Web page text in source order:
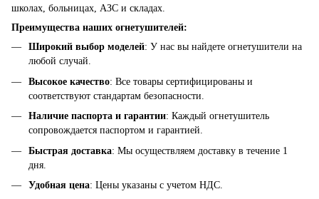
школах, больницах, АЗС и складах.
Преимущества наших огнетушителей:
Широкий выбор моделей: У нас вы найдете огнетушители на
любой случай.
Высокое качество: Все товары сертифицированы и
соответствуют стандартам безопасности.
Наличие паспорта и гарантии: Каждый огнетушитель
сопровождается паспортом и гарантией.
Быстрая доставка: Мы осуществляем доставку в течение 1
дня.
Удобная цена: Цены указаны с учетом НДС.